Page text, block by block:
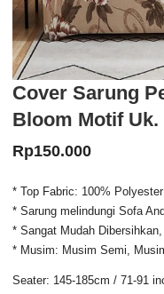
Cover Sarung
Bloom Motif Uk.
Rp150.000
* Top Fabric: 100%
* Sarung melindungi Sofa
* Sangat Mudah
* Musim: Musim Semi,
Seater: 145-185cm / 71-91